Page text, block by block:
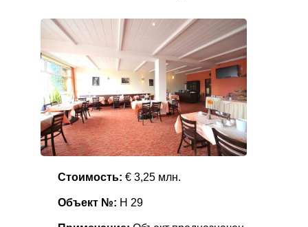
Стоимость: € 3,25 млн.
Объект №: Н 29